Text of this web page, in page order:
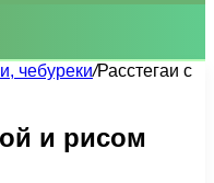
чебуреки/Расстегаи с
и рисом